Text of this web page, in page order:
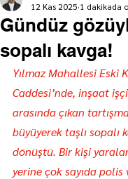
Gündüz
sopalı kavga!
12 Kas 2025 1 dakikada
Yılmaz Mahallesi Eski
Caddesi’nde, inşaat
arasında çıkan
büyüyerek taşlı sopalı
dönüştü. Bir kişi
yerine çok sayıda